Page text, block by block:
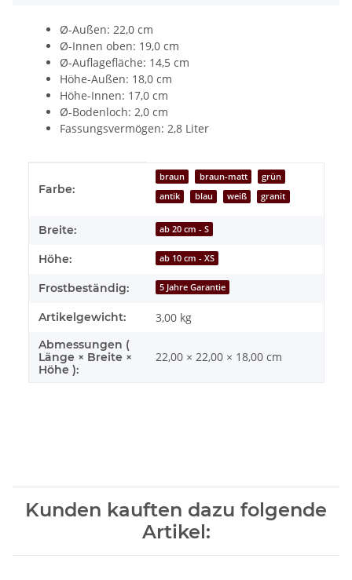
Ø-Außen: 22,0 cm
Ø-Innen oben: 19,0 cm
Ø-Auflagefläche: 14,5 cm
Höhe-Außen: 18,0 cm
Höhe-Innen: 17,0 cm
Ø-Bodenloch: 2,0 cm
Fassungsvermögen: 2,8 Liter
Farbe:
braun braun-matt
grün
antik
blau weiß granit
Breite: ab 20 cm - S
Höhe: ab 10 cm - XS
Frostbeständig: 5 Jahre Garantie
Artikelgewicht: 3,00 kg
Abmessungen (
Länge × Breite ×
Höhe ):
22,00 × 22,00 × 18,00 cm
Kunden kauften dazu folgende
Artikel: